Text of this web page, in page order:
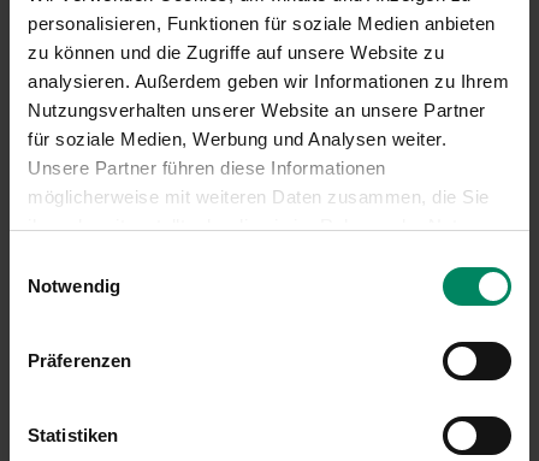
personalisieren, Funktionen für soziale Medien anbieten
zu können und die Zugriffe auf unsere Website zu
analysieren. Außerdem geben wir Informationen zu Ihrem
Nutzungsverhalten unserer Website an unsere Partner
für soziale Medien, Werbung und Analysen weiter.
Unsere Partner führen diese Informationen
möglicherweise mit weiteren Daten zusammen, die Sie
ihnen bereitgestellt oder die sie im Rahmen der Nutzung
Notwendig
Präferenzen
Statistiken
Klima- und Energiefonds
Aufbau- und Resilienzfazilität - ARF
Waldfonds